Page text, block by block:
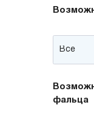
фальца